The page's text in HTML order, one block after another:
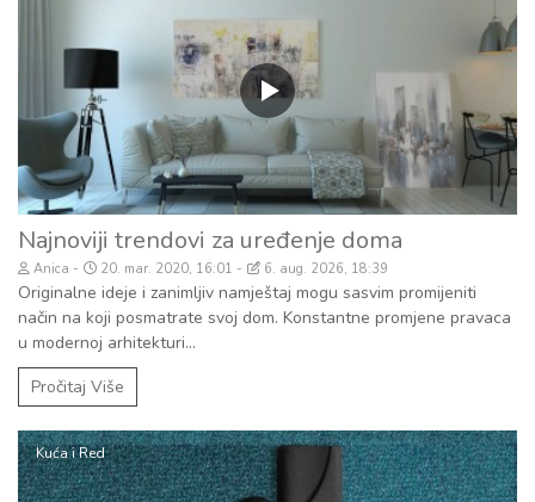
Najnoviji trendovi za uređenje doma
Anica 20. mar. 2020, 16:01 6. aug. 2026, 18:39
Originalne ideje i zanimljiv namještaj mogu sasvim promijeniti
način na koji posmatrate svoj dom. Konstantne promjene pravaca
u modernoj arhitekturi...
Pročitaj Više
Kuća i Red